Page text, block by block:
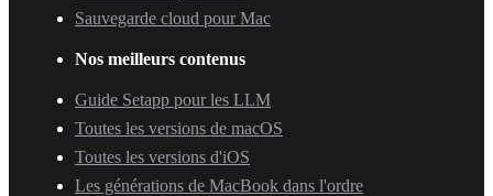
Sauvegarde cloud pour Mac
Nos meilleurs contenus
Guide Setapp pour les LLM
Toutes les versions de macOS
Toutes les versions d'iOS
Les générations de MacBook dans l'ordre